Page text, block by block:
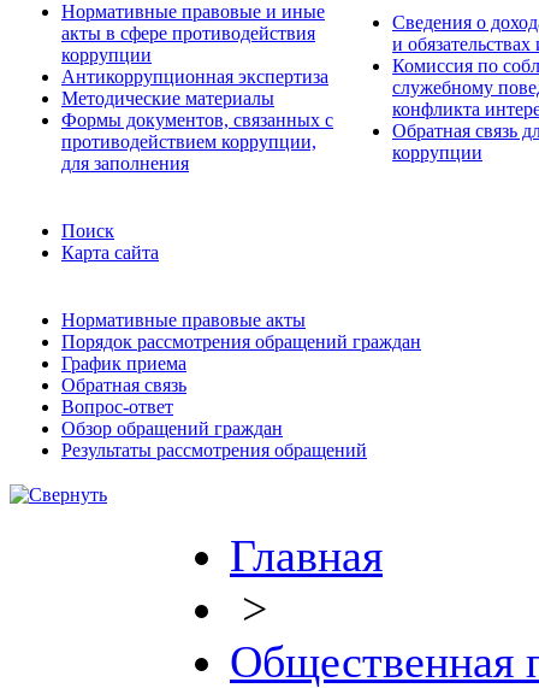
Нормативные правовые и иные
акты в сфере противодействия
коррупции
Антикоррупционная экспертиза
Методические материалы
Формы документов, связанных с
противодействием коррупции,
для заполнения
Сведения о
и
Комиссия по
служебному
конфликта
Обратная связь
коррупции
Поиск
Карта сайта
Нормативные правовые акты
Порядок рассмотрения обращений граждан
График приема
Обратная связь
Вопрос-ответ
Обзор обращений граждан
Результаты рассмотрения обращений
Главная
>
Общественная